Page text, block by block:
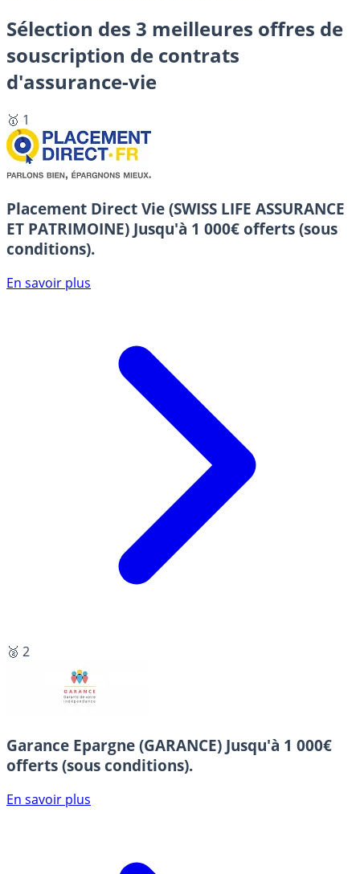
Sélection des 3 meilleures offres de
souscription de contrats
d'assurance-vie
🥇 1
Placement Direct Vie (SWISS LIFE ASSURANCE
ET PATRIMOINE) Jusqu'à 1 000€ offerts (sous
conditions).
En savoir plus
🥈 2
Garance Epargne (GARANCE) Jusqu'à 1 000€
offerts (sous conditions).
En savoir plus